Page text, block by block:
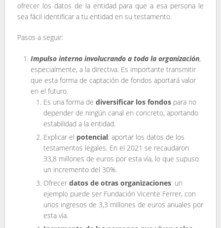
ofrecer los datos de la entidad para que a esa persona le
sea fácil identificar a tu entidad en su testamento.
Pasos a seguir:
Impulso interno involucrando a toda la organización,
especialmente, a la directiva. Es importante transmitir
que esta forma de captación de fondos aportará valor
en el futuro.
Es una forma dediversificar los fondos para no
depender de ningún canal en concreto, aportando
estabilidad a la entidad.
Explicar el potencial: aportar los datos de los
testamentos legales. En el 2021 se recaudaron
33,8 millones de euros por esta vía, lo que supuso
un incremento del 30%.
Ofrecerdatos de otras organizaciones: un
ejemplo puede ser Fundación Vicente Ferrer, con
unos ingresos de 3,3 millones de euros anuales por
esta vía.